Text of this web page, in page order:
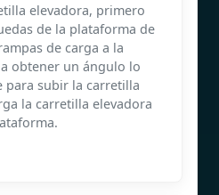
elevadora, primero
de la plataforma de
de carga a la
obtener un ángulo lo
para subir la carretilla
la carretilla elevadora